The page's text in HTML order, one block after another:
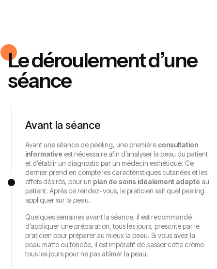
Le déroulement d’une
séance
Avant la séance
Avant une séance de peeling, une première consultation
informative est nécessaire afin d’analyser la peau du patient
et d’établir un diagnostic par un médecin esthétique. Ce
dernier prend en compte les caractéristiques cutanées et les
effets désirés, pour un plan de soins idéalement adapté au
patient. Après ce rendez-vous, le praticien sait quel peeling
appliquer sur la peau.
Quelques semaines avant la séance, il est recommandé
d’appliquer une préparation, tous les jours, prescrite par le
praticien pour préparer au mieux la peau. Si vous avez la
peau matte ou foncée, il est impératif de passer cette crème
tous les jours pour ne pas abîmer la peau.